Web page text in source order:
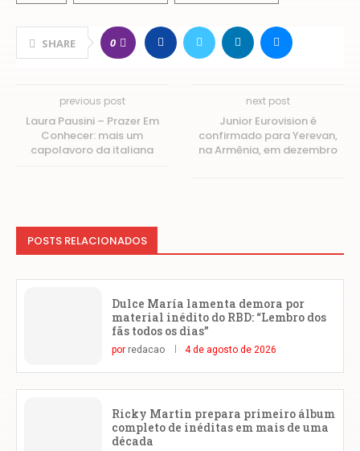
SHARE 0
previous post
Laura Pausini – Prazer Em
Conhecer: mais um
capolavoro da italiana
next post
Junior Eurovision é
confirmado para Yerevan,
na Armênia, em dezembro
POSTS RELACIONADOS
Dulce María lamenta demora por
material inédito do RBD: “Lembro dos
fãs todos os dias”
por redacao 4 de agosto de 2026
Ricky Martin prepara primeiro álbum
completo de inéditas em mais de uma
década